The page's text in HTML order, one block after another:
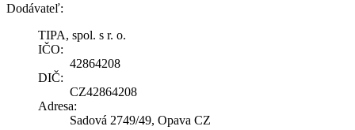
Dodávateľ:
TIPA, spol. s r. o.
IČO:
42864208
DIČ:
CZ42864208
Adresa:
Sadová 2749/49, Opava CZ